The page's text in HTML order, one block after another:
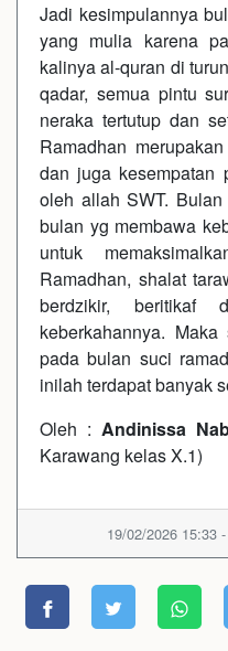
Jadi kesimpulannya
yang mulia karena
kalinya al-quran di
qadar, semua pintu
neraka tertutup dan
Ramadhan
dan juga kesempatan
oleh allah SWT.
bulan yg membawa
untuk
Ramadhan, shalat
berdzikir, beritikaf
keberkahannya.
pada bulan suci
inilah terdapat banyak
Oleh :Andinissa
Karawang kelas X.1)
19/02/2026 15:33